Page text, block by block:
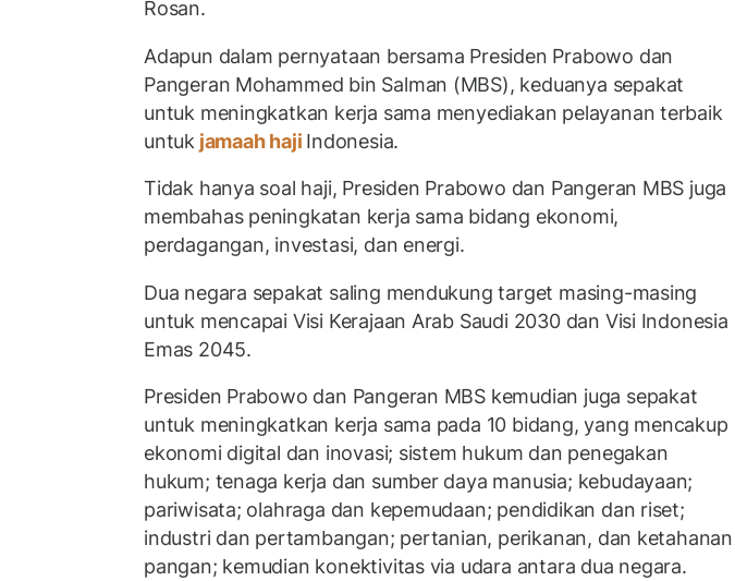
Rosan.
Adapun dalam pernyataan bersama Presiden Prabowo dan
Pangeran Mohammed bin Salman (MBS), keduanya sepakat
untuk meningkatkan kerja sama menyediakan pelayanan terbaik
untuk jamaah haji Indonesia.
Tidak hanya soal haji, Presiden Prabowo dan Pangeran MBS juga
membahas peningkatan kerja sama bidang ekonomi,
perdagangan, investasi, dan energi.
Dua negara sepakat saling mendukung target masing-masing
untuk mencapai Visi Kerajaan Arab Saudi 2030 dan Visi Indonesia
Emas 2045.
Presiden Prabowo dan Pangeran MBS kemudian juga sepakat
untuk meningkatkan kerja sama pada 10 bidang, yang mencakup
ekonomi digital dan inovasi; sistem hukum dan penegakan
hukum; tenaga kerja dan sumber daya manusia; kebudayaan;
pariwisata; olahraga dan kepemudaan; pendidikan dan riset;
industri dan pertambangan; pertanian, perikanan, dan ketahanan
pangan; kemudian konektivitas via udara antara dua negara.